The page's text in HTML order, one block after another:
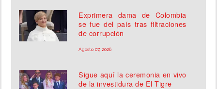
Exprimera dama de Colombia
se fue del país tras filtraciones
de corrupción
Agosto 07, 2026
Sigue aquí la ceremonia en vivo
de la investidura de El Tigre